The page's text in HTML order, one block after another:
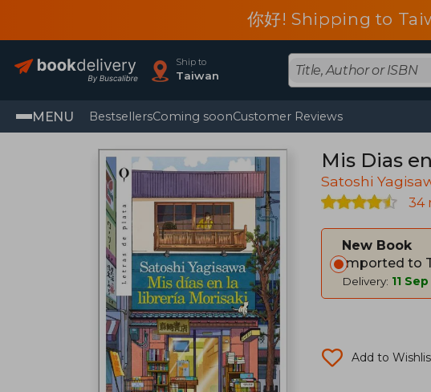
你好! Shipping to
Ship to
Taiwan
MENU BestsellersComing soonCustomer Reviews
Mis Dias
Satoshi
34
New Book
Imported to
Delivery: 11 Sep
Add to